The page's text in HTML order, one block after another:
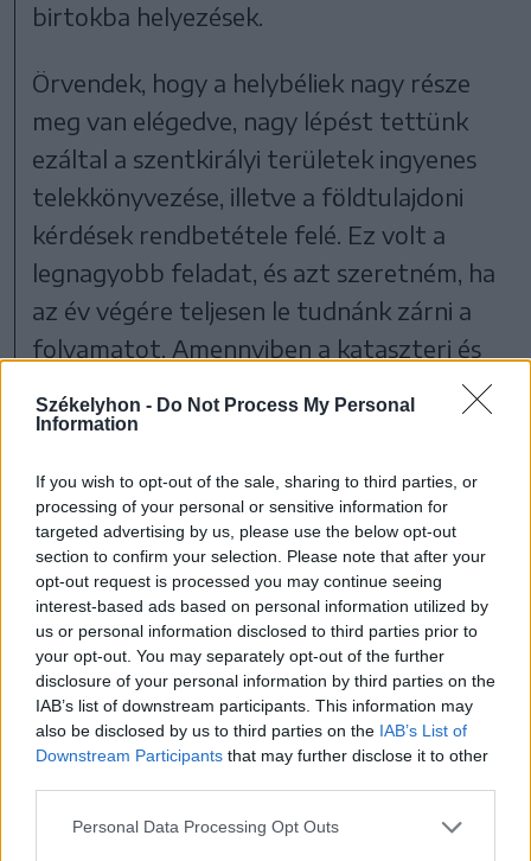
Székelyhon - Do Not Process My Personal
Information
If you wish to opt-out of the sale, sharing to third parties, or
processing of your personal or sensitive information for
targeted advertising by us, please use the below opt-out
section to confirm your selection. Please note that after your
opt-out request is processed you may continue seeing
interest-based ads based on personal information utilized by
us or personal information disclosed to third parties prior to
your opt-out. You may separately opt-out of the further
disclosure of your personal information by third parties on the
IAB’s list of downstream participants. This information may
also be disclosed by us to third parties on the IAB’s List of
Downstream Participants that may further disclose it to other
Personal Data Processing Opt Outs
birtokba helyezések.
Örvendek, hogy a helybéliek nagy része
meg van elégedve, nagy lépést tettünk
ezáltal a szentkirályi területek ingyenes
telekkönyvezése, illetve a földtulajdoni
kérdések rendbetétele felé. Ez volt a
legnagyobb feladat, és azt szeretném, ha
az év végére teljesen le tudnánk zárni a
folyamatot. Amennyiben a kataszteri és
ingatlan-nyilvántartási hivatalnál tartani
tudják a másfél hónapos ígéretet, július
így augusztus és október között már a
telekkönyvekkel tudunk foglalkozni. Amíg
a hibajavítás zajlik, nekilátunk a még
szükséges 132 birtoklevél
dokumentációjának összeállításához is –
zárta Székely Ernő.